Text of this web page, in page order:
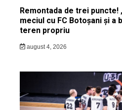
Remontada de trei puncte!
meciul cu FC Botoșani și
teren propriu
august 4, 2026